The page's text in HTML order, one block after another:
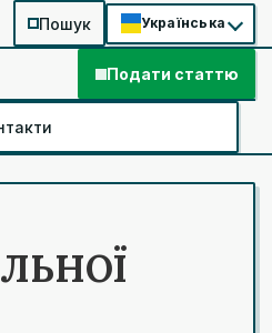
Пошук Українська
Подати статтю